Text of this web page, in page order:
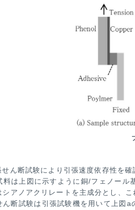
せん断試験により引張速度依存性を
料は上図に示すように銅/フェノール
シアノアク リレートを主成分とし、
ん断試験は引張試験機を用いて上図a